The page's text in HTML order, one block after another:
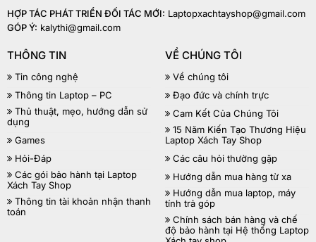
HỢP TÁC PHÁT TRIỂN ĐỐI TÁC MỚI: Laptopxachtayshop@gmail.com
GÓP Ý: kalythi@gmail.com
THÔNG TIN
Tin công nghệ
Thông tin Laptop – PC
Thủ thuật, mẹo, hướng dẫn sử
dụng
Games
Hỏi-Đáp
Các gói bảo hành tại Laptop
Xách Tay Shop
Thông tin tài khoản nhận thanh
toán
VỀ CHÚNG TÔI
Về chúng tôi
Đạo đức và chính trực
Cam Kết Của Chúng Tôi
15 Năm Kiến Tạo Thương Hiệu
Laptop Xách Tay Shop
Các câu hỏi thường gặp
Hướng dẫn mua hàng từ xa
Hướng dẫn mua laptop, máy
tính trả góp
Chính sách bán hàng và chế
độ bảo hành tại Hệ thống Laptop